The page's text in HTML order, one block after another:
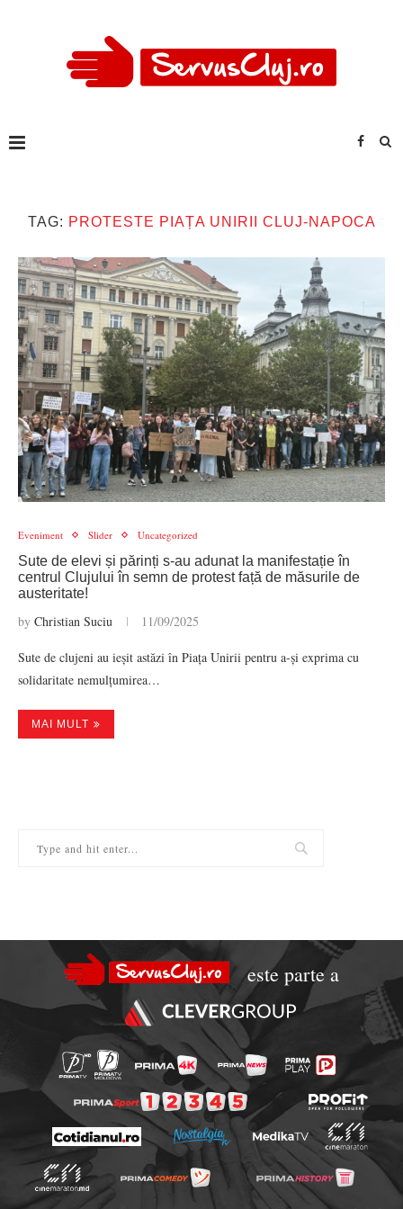
TAG: PROTESTE PIAȚA UNIRII CLUJ-NAPOCA
Eveniment Slider Uncategorized
Sute de elevi și părinți s-au adunat la manifestație în
centrul Clujului în semn de protest față de măsurile de
austeritate!
by Christian Suciu 11/09/2025
Sute de clujeni au ieșit astăzi în Piața Unirii pentru a-și exprima cu
solidaritate nemulțumirea…
MAI MULT
este parte a